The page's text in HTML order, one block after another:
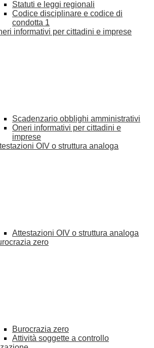
Statuti e leggi regionali
Codice disciplinare e codice di
condotta 1
informativi per cittadini e imprese
Scadenzario obblighi amministrativi
Oneri informativi per cittadini e
imprese
OIV o struttura analoga
Attestazioni OIV o struttura analoga
zero
Burocrazia zero
Attività soggette a controllo